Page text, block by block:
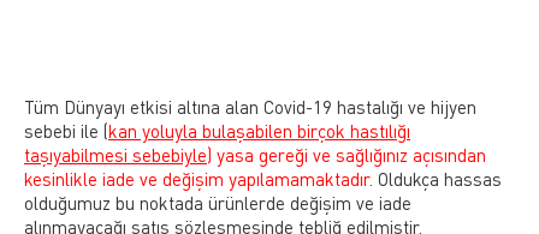
Tüm Dünyayı etkisi altına alan Covid-19 hastalığı ve hijyen
sebebi ile (kan yoluyla bulaşabilen birçok hastılığı
taşıyabilmesi sebebiyle) yasa gereği ve sağlığınız açısından
kesinlikle iade ve değişim yapılamamaktadır. Oldukça hassas
olduğumuz bu noktada ürünlerde değişim ve iade
alınmayacağı satış sözleşmesinde tebliğ edilmiştir.